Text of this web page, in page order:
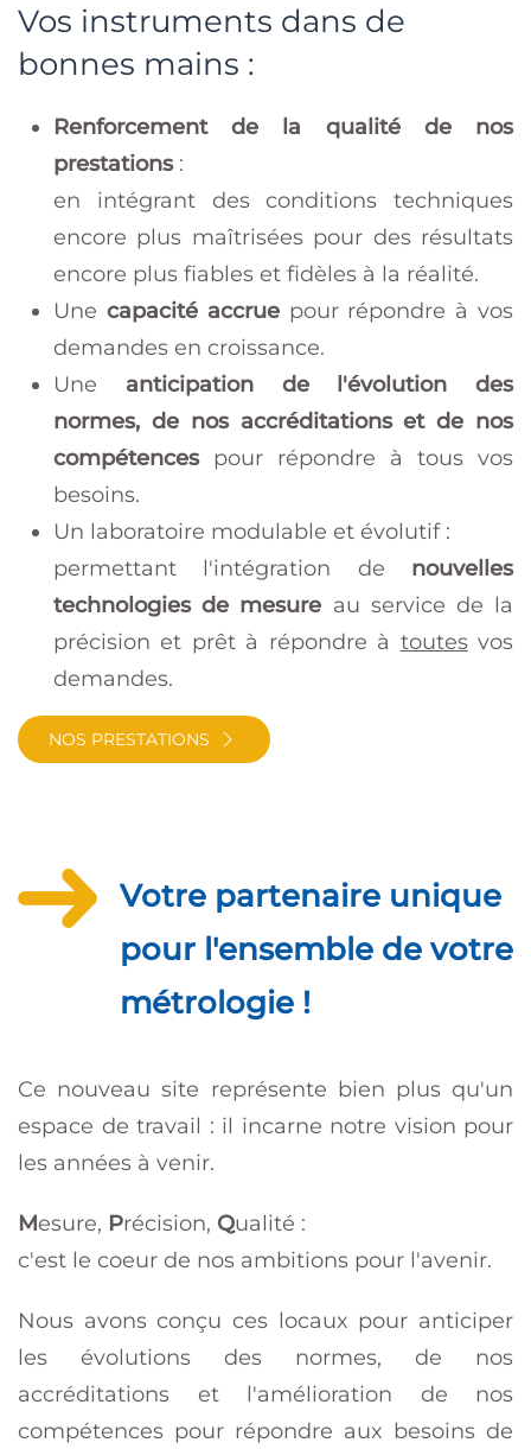
Vos instruments dans de
bonnes mains :
Renforcement de la qualité de nos
prestations:
en intégrant des conditions techniques
encore plus maîtrisées pour des résultats
encore plus fiables et fidèles à la réalité.
Une capacité accruepour répondre à vos
demandes en croissance.
Une anticipation de l'évolution des
normes, de nos accréditations et de nos
compétencespour répondre à tous vos
besoins.
Un laboratoire modulable et évolutif :
permettant l'intégration de nouvelles
technologies de mesure au service de la
précision et prêt à répondre à toutesvos
demandes.
NOS PRESTATIONS
Votre partenaire unique
pour l'ensemble de votre
métrologie !
Ce nouveau site représente bien plus qu'un
espace de travail : il incarne notre vision pour
les années à venir.
Mesure, Précision, Qualité :
c'est le coeur de nos ambitions pour l'avenir.
Nous avons conçu ces locaux pour anticiper
les évolutions des normes, de nos
accréditations et l'amélioration de nos
compétences pour répondre aux besoins de